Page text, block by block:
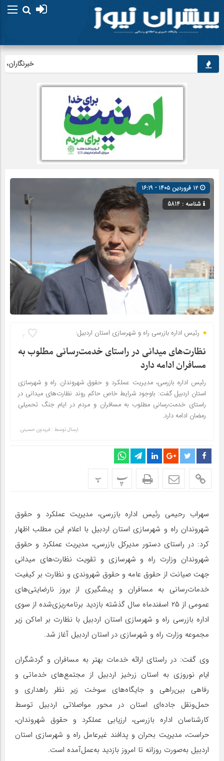
خبرنگاران،
شناسه : 5814
2 رئیس اداره بازرسی راه و شهرسازی استان اردبیل:
نظارت‌های میدانی در راستای خدمت‌رسانی مطلوب به
مسافران ادامه دارد
رئیس اداره بازرسی، مدیریت عملکرد و حقوق شهروندان راه و شهرسازی
استان اردبیل گفت: باوجود شرایط خاص حاکم روند نظارت‌های میدانی در
راستای خدمت‌رسانی مطلوب به مسافران و مردم در ایام جنگ تحمیلی
رمضان ادامه دارد.
ارسال توسط : فریدون حسینی
پ پ
سهراب رحیمی رئیس اداره بازرسی، مدیریت عملکرد و حقوق
شهروندان راه و شهرسازی استان اردبیل با اعلام این مطلب اظهار
کرد: در راستای دستور مدیرکل بازرسی، مدیریت عملکرد و حقوق
شهروندان وزارت راه و شهرسازی و تقویت نظارت‌های میدانی
جهت صیانت از حقوق عامه و حقوق شهروندی و نظارت بر کیفیت
خدمات‌رسانی به مسافران و پیشگیری از بروز نارضایتی‌های
عمومی از ۲۵ اسفندماه سال گذشته بازدید برنامه‌ریزی‌شده از سوی
اداره بازرسی راه و شهرسازی استان اردبیل با نظارت بر اماکن زیر
مجموعه وزارت راه و شهرسازی در استان اردبیل آغاز شد.
وی گفت: در راستای ارائه خدمات بهتر به مسافران و گردشگران
ایام نوروزی به استان زرخیز اردبیل از مجتمع‌های خدماتی و
رفاهی بین‌راهی و جایگاه‌های سوخت زیر نظر راهداری و
حمل‌ونقل جاده‌ای استان در محور مواصلاتی اردبیل توسط
کارشناسان اداره بازرسی، ارزیابی عملکرد و حقوق شهروندان،
حراست، مدیریت بحران و پدافند غیرعامل راه و شهرسازی استان
اردبیل به‌صورت روزانه تا امروز بازدید به‌عمل‌آمده است.